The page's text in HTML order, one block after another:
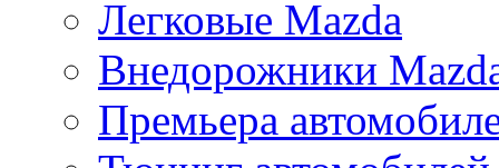
Легковые Mazda
Внедорожники
Премьера